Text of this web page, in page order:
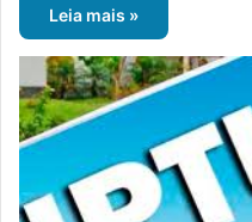
Leia mais »